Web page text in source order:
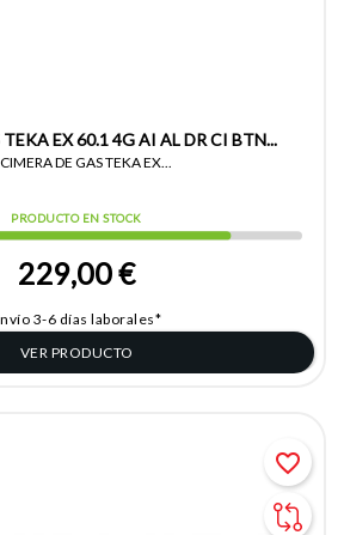
EX 60.1 4G AI AL DR CI BTN...
DE GAS TEKA EX...
PRODUCTO EN STOCK
229,00 €
3-6 días laborales*
VER PRODUCTO
favorite_border